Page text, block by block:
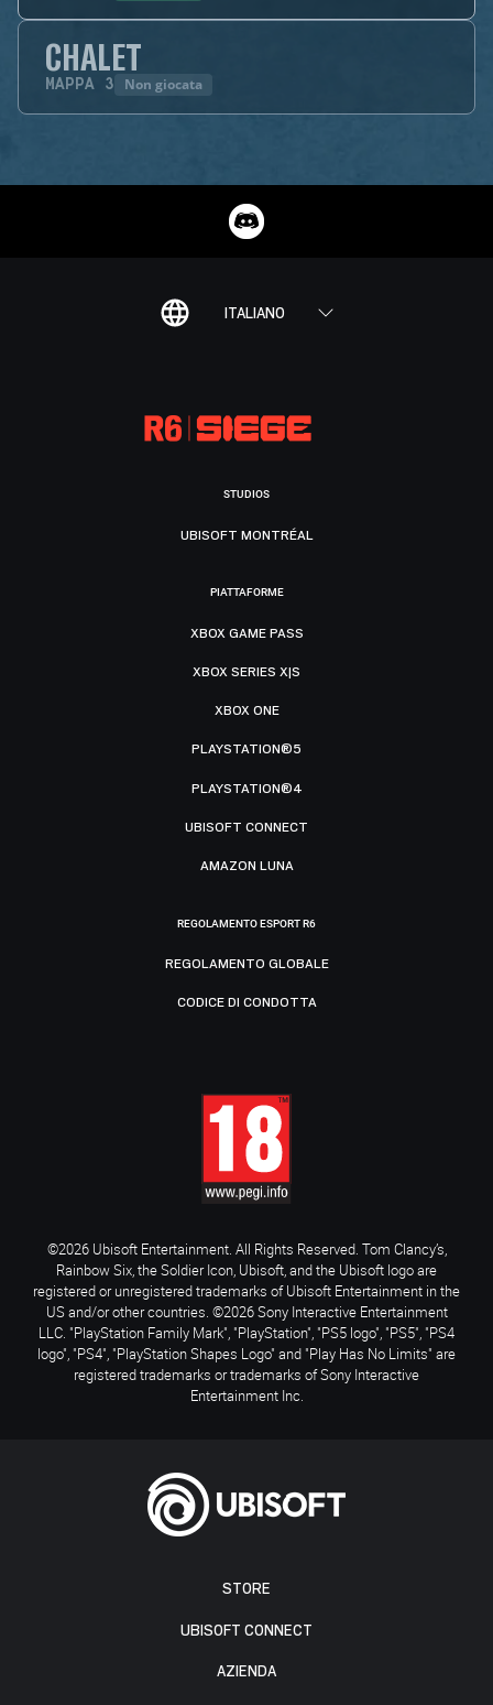
CHALET
MAPPA 3 Non giocata
ITALIANO
STORE
UBISOFT CONNECT
AZIENDA
STUDIOS
UBISOFT MONTRÉAL
PIATTAFORME
XBOX GAME PASS
XBOX SERIES X|S
XBOX ONE
PLAYSTATION®5
PLAYSTATION®4
UBISOFT CONNECT
AMAZON LUNA
REGOLAMENTO ESPORT R6
REGOLAMENTO GLOBALE
CODICE DI CONDOTTA
©2026 Ubisoft Entertainment. All Rights Reserved. Tom Clancy’s,
Rainbow Six, the Soldier Icon, Ubisoft, and the Ubisoft logo are
registered or unregistered trademarks of Ubisoft Entertainment in the
US and/or other countries. ©2026 Sony Interactive Entertainment
LLC. "PlayStation Family Mark", "PlayStation", "PS5 logo", "PS5", "PS4
logo", "PS4", "PlayStation Shapes Logo" and "Play Has No Limits" are
registered trademarks or trademarks of Sony Interactive
Entertainment Inc.